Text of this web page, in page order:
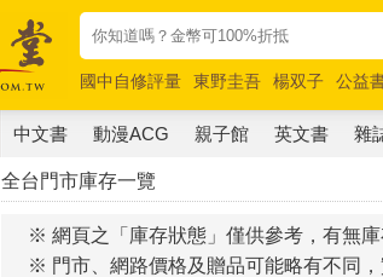
國中自修評量 東野圭吾 楊双子 公益
唯紅花綻放
奧德賽 路邊攤新作 馬斯
中文書 動漫ACG 親子館 英文書 雜
全台門市庫存一覽
※ 網頁之「庫存狀態」僅供參考，有無庫
※ 門市、網路價格及贈品可能略有不同，